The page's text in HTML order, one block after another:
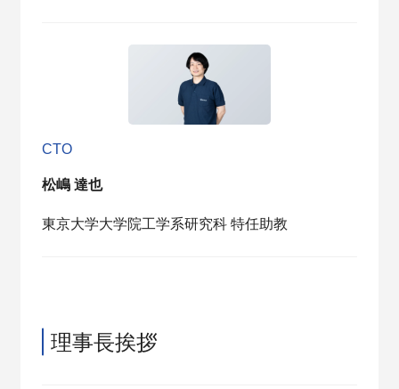
CTO
松嶋 達也
東京大学大学院工学系研究科 特任助教
理事長挨拶